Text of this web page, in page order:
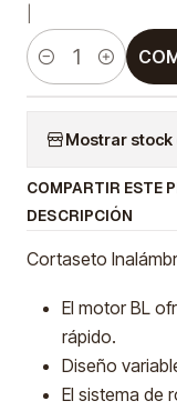
Cantidad
Mostrar
COMPARTIR ESTE
DESCRIPCIÓN
Cortaseto
El motor BL
rápido.
Diseño
El sistema de